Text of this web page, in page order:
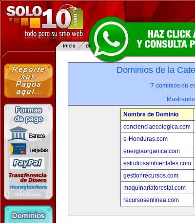
Dominios de la
7 dominios en
Nombre de Dominio
concienciaecologica.com
e-Honduras.com
energiaorganica.com
estudiosambientales.com
gestionrecursos.com
maquinariaforestal.com
recursosenlinea.com